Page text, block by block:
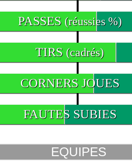
PASSES (réussies %)
TIRS (cadrés)
CORNERS JOUES
FAUTES SUBIES
EQUIPES